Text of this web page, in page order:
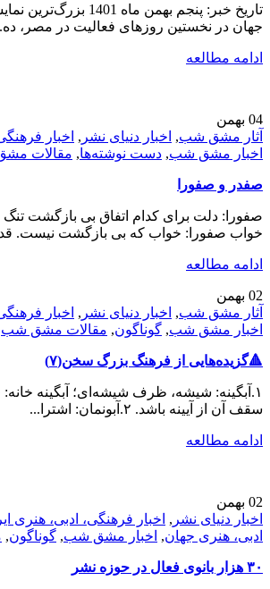
تاریخ خبر: پنجم بهمن ماه
جهان در نخستین روزهای فعالیت در مصر،
ادامه مطالعه
04 بهمن
آثار مشق شب, اخبار دنیای نشر , اخبار
اخبار مشق شب, دست نوشته‌ها, مقالات
صفدر و صفورا
صفورا: دلت برای کدام اتفاق بی بازگشت
خواب صفورا: خواب که بی بازگشت نیست.
ادامه مطالعه
02 بهمن
آثار مشق شب, اخبار دنیای نشر , اخبار
اخبار مشق شب, گوناگون, مقالات مشق شب
🔺️گزیده‌هایی از فرهنگ بزرگ سخن(۷)
۱.آبگینه: شیشه، ظرف شیشه‌ای؛ آبگینه خانه:
سقف آن از آیینه باشد. ۲.آبونمان: اشترا...
ادامه مطالعه
02 بهمن
اخبار دنیای نشر , اخبار فرهنگی، ادبی، هنری
ادبی، هنری جهان, اخبار مشق شب, گوناگون,
۳۰ هزار بانوی فعال در حوزه نشر